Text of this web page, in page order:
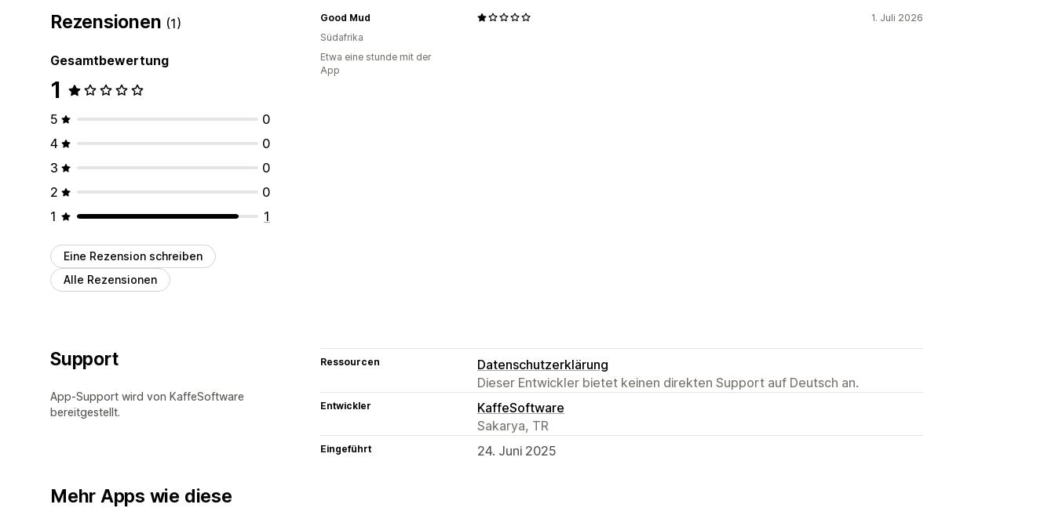
Rezensionen (1)
Gesamtbewertung
1
5
0
4
0
3
0
2
0
1
1
Eine Rezension schreiben
Alle Rezensionen
1. Juli 2026
Good Mud
Südafrika
Etwa eine stunde mit der
App
Support
App-Support wird von KaffeSoftware
bereitgestellt.
Ressourcen
Datenschutzerklärung
Dieser Entwickler bietet keinen direkten Support auf Deutsch an.
Entwickler
KaffeSoftware
Sakarya, TR
Eingeführt 24. Juni 2025
Mehr Apps wie diese